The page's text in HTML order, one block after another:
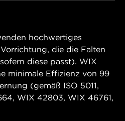
hochwertiges
die die Falten
diese passt). WIX
minimale Effizienz von 99
(gemäß ISO 5011,
WIX 42803, WIX 46761,